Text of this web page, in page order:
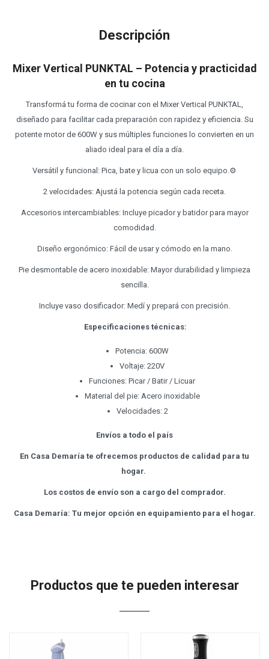
Descripción
Mixer Vertical PUNKTAL – Potencia y practicidad
en tu cocina
Transformá tu forma de cocinar con el Mixer Vertical PUNKTAL,
diseñado para facilitar cada preparación con rapidez y eficiencia. Su
potente motor de 600W y sus múltiples funciones lo convierten en un
aliado ideal para el día a día.
Versátil y funcional: Pica, bate y licua con un solo equipo.⚙
2 velocidades: Ajustá la potencia según cada receta.
Accesorios intercambiables: Incluye picador y batidor para mayor
comodidad.
Diseño ergonómico: Fácil de usar y cómodo en la mano.
Pie desmontable de acero inoxidable: Mayor durabilidad y limpieza
sencilla.
Incluye vaso dosificador: Medí y prepará con precisión.
Especificaciones técnicas:
Potencia: 600W
Voltaje: 220V
Funciones: Picar / Batir / Licuar
Material del pie: Acero inoxidable
Velocidades: 2
Envíos a todo el país
En Casa Demaría te ofrecemos productos de calidad para tu
hogar.
Los costos de envío son a cargo del comprador.
Casa Demaría: Tu mejor opción en equipamiento para el hogar.
Productos que te pueden interesar